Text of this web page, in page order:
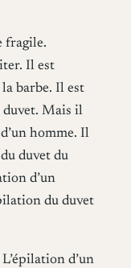
fragile.
Il est
barbe. Il est
duvet. Mais il
homme. Il
duvet du
d’un
du duvet
d’un